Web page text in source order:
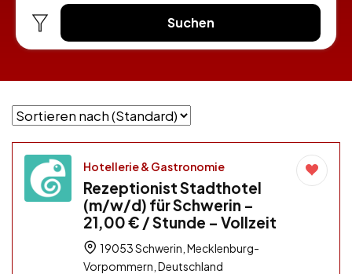
Suchen
Hotellerie & Gastronomie
Rezeptionist Stadthotel
(m/w/d) für Schwerin –
21,00 € / Stunde – Vollzeit
19053 Schwerin, Mecklenburg-
Vorpommern, Deutschland